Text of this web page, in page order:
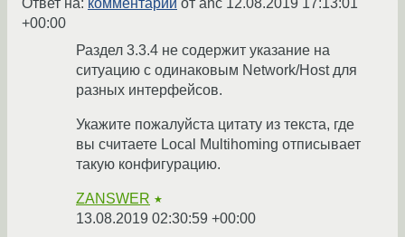
Ответ на: комментарий от anc 12.08.2019 17:13:01
+00:00
Раздел 3.3.4 не содержит указание на
ситуацию с одинаковым Network/Host для
разных интерфейсов.
Укажите пожалуйста цитату из текста, где
вы считаете Local Multihoming отписывает
такую конфигурацию.
ZANSWER ★
13.08.2019 02:30:59 +00:00